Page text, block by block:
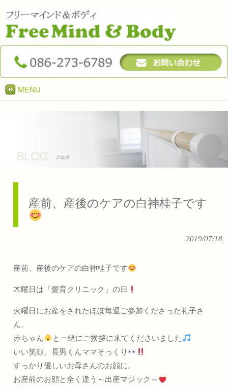
MENU
産前、産後のケアの白神桂子です
2019/07/18
産前、産後のケアの白神桂子です
木曜日は「愛育クリニック」の日
火曜日にお産をされたほぼ毎週ご参加くださった礼子さ
ん。
赤ちゃん
と一緒にご挨拶に来てくださいました
いい笑顔、長男くんママそっくり
すっかり優しいお母さんのお顔に。
お産前のお顔と全く違う～出産マジック～